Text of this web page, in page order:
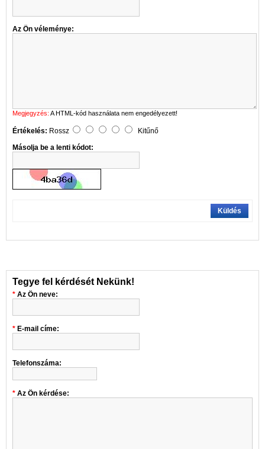
Az Ön véleménye:
Megjegyzés: A HTML-kód használata nem engedélyezett!
Értékelés: Rossz
Kitűnő
Másolja be a lenti kódot:
Küldés
Tegye fel kérdését Nekünk!
Az Ön neve:
E-mail címe:
Telefonszáma:
Az Ön kérdése: